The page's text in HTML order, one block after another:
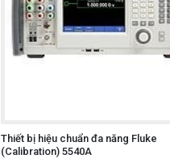
Thiết bị hiệu chuẩn đa năng Fluke
(Calibration) 5540A